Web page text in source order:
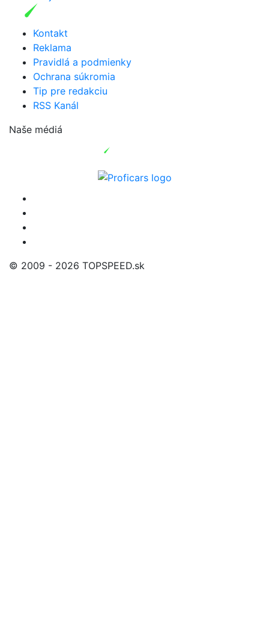
Kontakt
Reklama
Pravidlá a podmienky
Ochrana súkromia
Tip pre redakciu
RSS Kanál
Naše médiá
© 2009 - 2026 TOPSPEED.sk